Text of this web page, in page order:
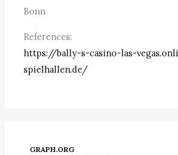
Bonn
References:
https://bally-s-casino-las-
spielhallen.de/
GRAPH.ORG